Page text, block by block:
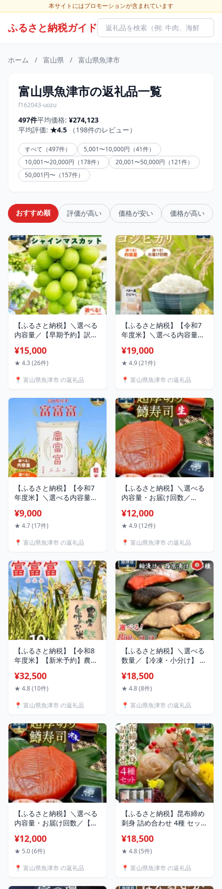
本サイトにはプロモーションが含まれています
ふるさと納税ガイド
ホーム / 富山県 / 富山県魚津市
富山県魚津市の返礼品一覧
f162043-uozu
497件平均価格: ¥274,123
平均評価: ★4.5 （198件のレビュー）
すべて（497件）
5,001〜10,000円（41件）
10,001〜20,000円（178件）
20,001〜50,000円（121件）
50,001円〜（157件）
おすすめ順 評価が高い 価格が安い 価格が高い
【ふるさと納税】＼選べる
内容量／【早期予約】訳あ
熟｜ 房 小分けパック 富山
県産 マスカット ぶどう ブ
離島への配送不可 ※2026年
¥15,000
★ 4.3 (26件)
📍 富山県魚津市 の返礼品
【ふるさと納税】【令和7
年度米】＼選べる内容量・
産米「コシヒカリ」（精
米）｜米 定期便 こしひか
コメ お米 おこめ 白米 精米
お中元 ギフト 人気 北陸 ※
北海道・沖縄・離島への配
送不可
¥19,000
★ 4.9 (21件)
📍 富山県魚津市 の返礼品
【ふるさと納税】【令和7
年度米】＼選べる内容量・
「富富富」（精米）｜米 定
期便 富富富 ふふふ 選べる
精米 5kg 10kg 20kg ブラン
はん 人気 北陸 銘柄米 ※北
海道・沖縄・離島への配送
不可
¥9,000
★ 4.7 (17件)
📍 富山県魚津市 の返礼品
【ふるさと納税】＼選べる
内容量・お届け回数／
司」（超厚切り）1段 ｜ は
りたや 魚貝類 加工食品 和
寿司 押し寿司 鮭 サーモン
州・沖縄・離島への配送不
可
¥12,000
★ 4.9 (12件)
📍 富山県魚津市 の返礼品
【ふるさと納税】【令和8
年度米】【新米予約】農家
米）｜新米 先行予約 予約
米 富富富 ふふふ こめ コメ
ブランド米 銘柄米 お中元
ンキング 北陸 富山 お取り
寄せ ※2026年9月～発送
¥32,500
★ 4.8 (10件)
📍 富山県魚津市 の返礼品
【ふるさと納税】＼選べる
数量／【冷凍・小分け】 粕
セット 8〜32パック（ ブリ
銀ダラ 紅鮭 ふぐ サワラ メ
ら 銀鱈 鮭 しゃけ サケ サー
漬け 魚貝類 魚介類 海鮮 北
陸 富山県 富山湾 魚津市
¥18,500
★ 4.8 (8件)
📍 富山県魚津市 の返礼品
【ふるさと納税】＼選べる
内容量・お届け回数／【冷
（超厚切り）1段 【お中
元】｜ はりたや 魚貝類 加
寿司 ます寿司 押し寿司 鮭
¥12,000
★ 5.0 (6件)
📍 富山県魚津市 の返礼品
【ふるさと納税】昆布締め
刺身 詰め合わせ 4種 セット
盛り合わせ 刺身盛り合わせ
詰め合わせ 北陸 海鮮 国産
甘エビ 甘えび 甘海老 エビ
¥18,500
★ 4.8 (5件)
📍 富山県魚津市 の返礼品